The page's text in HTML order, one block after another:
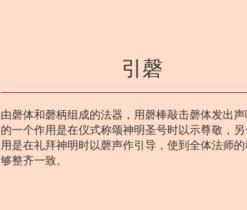
引磬
由磬体和磬柄组成的法器，用磬棒敲击磬体发出
的一个作用是在仪式称颂神明圣号时以示尊敬，
用是在礼拜神明时以磬声作引导，使到全体法师
够整齐一致。